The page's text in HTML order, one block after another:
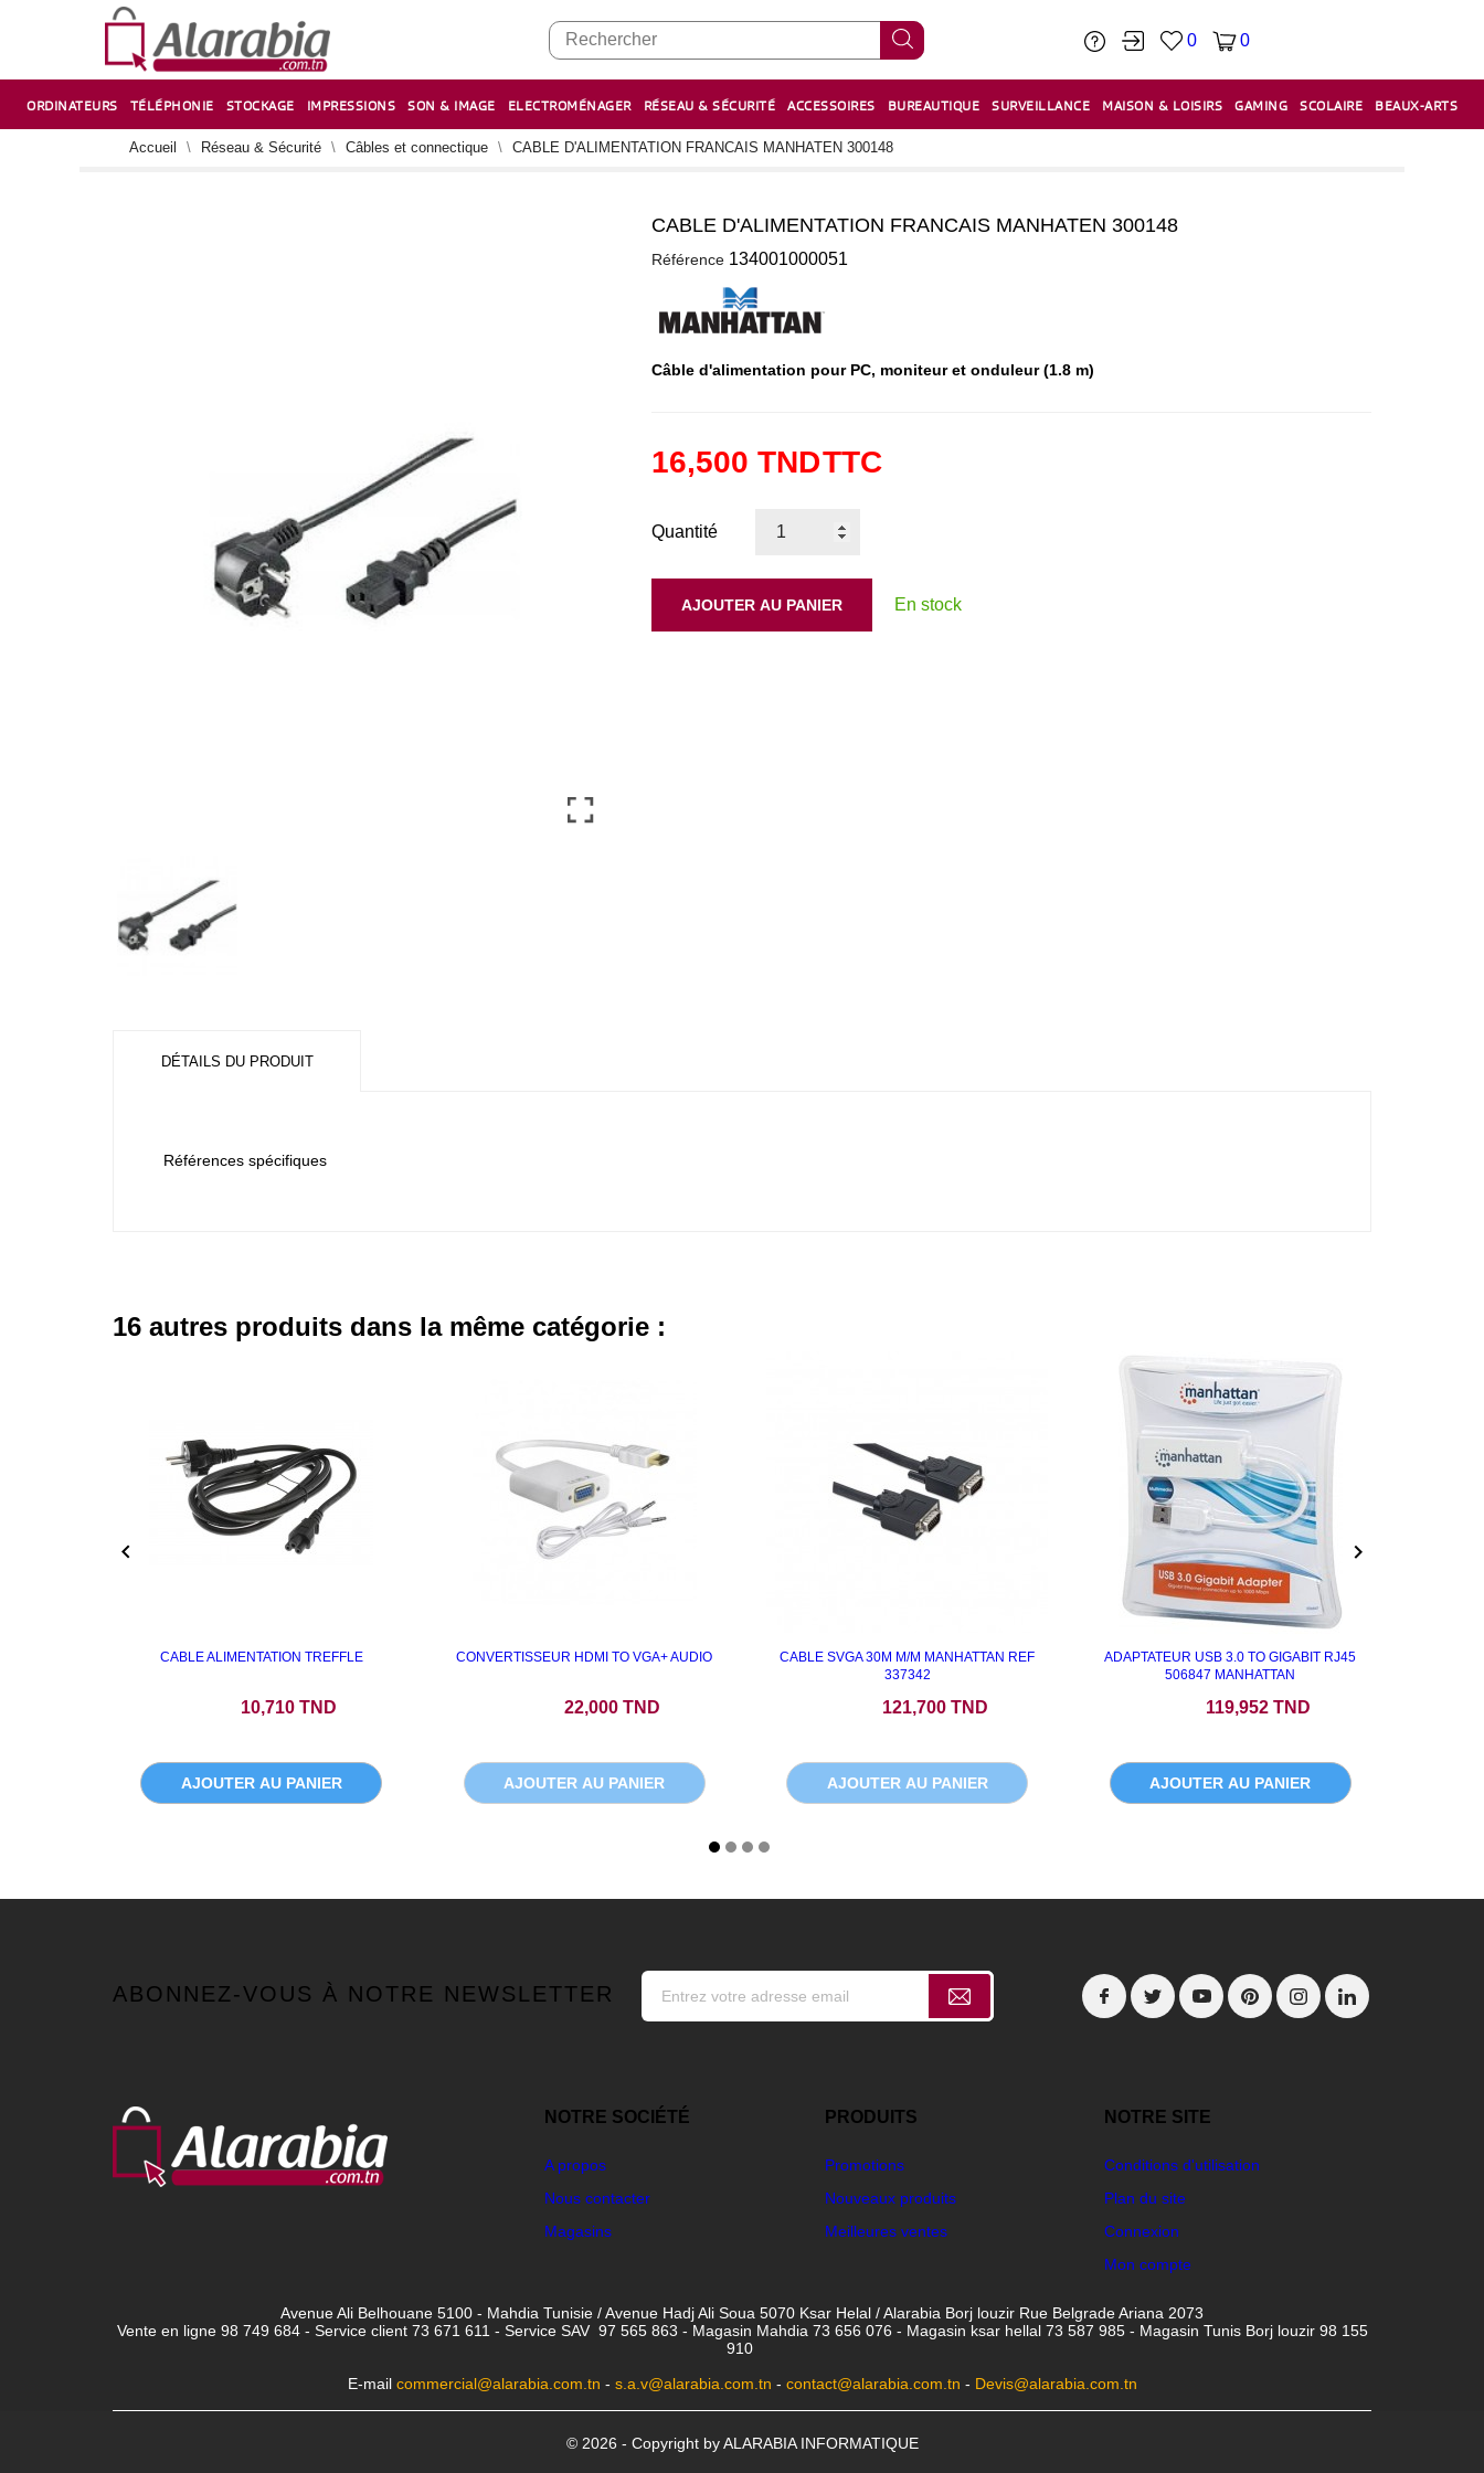
0 0
ORDINATEURS TÉLÉPHONIE STOCKAGE IMPRESSIONS SON & IMAGE ELECTROMÉNAGER RÉSEAU & SÉCURITÉ ACCESSOIRES BUREAUTIQUE SURVEILLANCE MAISON & LOISIRS GAMING SCOLAIRE BEAUX-ARTS
Accueil Réseau & Sécurité Câbles et connectique CABLE D'ALIMENTATION FRANCAIS MANHATEN 300148
CABLE D'ALIMENTATION FRANCAIS MANHATEN 300148
Référence 134001000051
Câble d'alimentation pour PC, moniteur et onduleur (1.8 m)
16,500 TNDTTC
Quantité
AJOUTER AU PANIER En stock
DÉTAILS DU PRODUIT
Références spécifiques
16 autres produits dans la même catégorie :
CABLE ALIMENTATION TREFFLE
10,710 TND
AJOUTER AU PANIER
CONVERTISSEUR HDMI TO VGA+ AUDIO
22,000 TND
AJOUTER AU PANIER
CABLE SVGA 30M M/M MANHATTAN REF
337342
121,700 TND
AJOUTER AU PANIER
ADAPTATEUR USB 3.0 TO GIGABIT RJ45
506847 MANHATTAN
119,952 TND
AJOUTER AU PANIER
 
ABONNEZ-VOUS À NOTRE NEWSLETTER
NOTRE SOCIÉTÉ
A propos
Nous contacter
Magasins
PRODUITS
Promotions
Nouveaux produits
Meilleures ventes
NOTRE SITE
Conditions d'utilisation
Plan du site
Connexion
Mon compte
Avenue Ali Belhouane 5100 - Mahdia Tunisie / Avenue Hadj Ali Soua 5070 Ksar Helal / Alarabia Borj louzir Rue Belgrade Ariana 2073
Vente en ligne 98 749 684 - Service client 73 671 611 - Service SAV 97 565 863 - Magasin Mahdia 73 656 076 - Magasin ksar hellal 73 587 985 - Magasin Tunis Borj louzir 98 155
910
E-mail commercial@alarabia.com.tn - s.a.v@alarabia.com.tn - contact@alarabia.com.tn - Devis@alarabia.com.tn
© 2026 - Copyright by ALARABIA INFORMATIQUE